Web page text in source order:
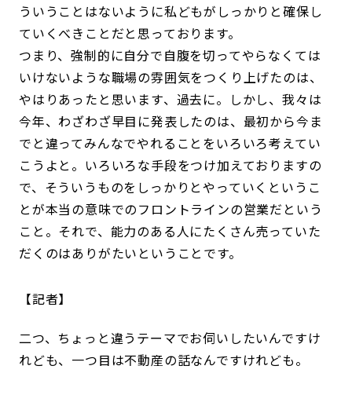
ういうことはないように私どもがしっかりと確保し
ていくべきことだと思っております。
つまり、強制的に自分で自腹を切ってやらなくては
いけないような職場の雰囲気をつくり上げたのは、
やはりあったと思います、過去に。しかし、我々は
今年、わざわざ早目に発表したのは、最初から今ま
でと違ってみんなでやれることをいろいろ考えてい
こうよと。いろいろな手段をつけ加えておりますの
で、そういうものをしっかりとやっていくというこ
とが本当の意味でのフロントラインの営業だという
こと。それで、能力のある人にたくさん売っていた
だくのはありがたいということです。
記者
二つ、ちょっと違うテーマでお伺いしたいんですけ
れども、一つ目は不動産の話なんですけれども。